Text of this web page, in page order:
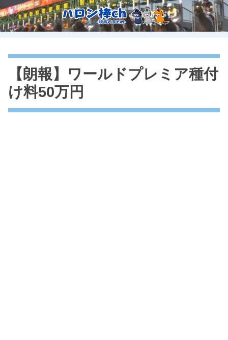
【朗報】ワールドプレミア種付
け料50万円